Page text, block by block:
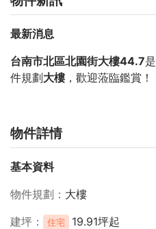
最新消息
台南市北區北園街大樓44.7是
件規劃大樓，歡迎蒞臨鑑賞！
物件詳情
基本資料
物件規劃
大樓
建坪
住宅 19.91坪起